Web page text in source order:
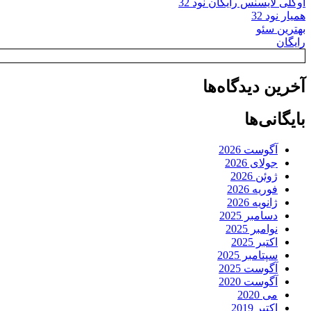
همیار نود 32
بهترین سئو
رایگان
آخرین دیدگاه‌ها
بایگانی‌ها
آگوست 2026
جولای 2026
ژوئن 2026
فوریه 2026
ژانویه 2026
دسامبر 2025
نوامبر 2025
اکتبر 2025
سپتامبر 2025
آگوست 2025
آگوست 2020
می 2020
اکتبر 2019